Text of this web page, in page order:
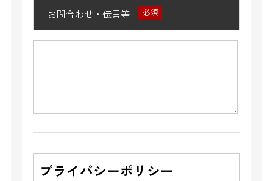
お問合わせ・伝言等
プライバシーポリシー